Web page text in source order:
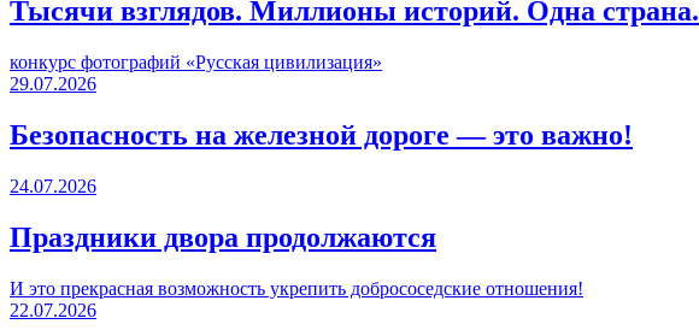
Тысячи взглядов. Миллионы историй. Одна страна.
конкурс фотографий «Русская цивилизация»
29.07.2026
Безопасность на железной дороге — это важно!
24.07.2026
Праздники двора продолжаются
И это прекрасная возможность укрепить добрососедские отношения!
22.07.2026